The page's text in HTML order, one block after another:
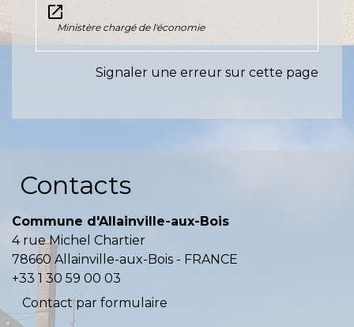
open_in_new
Ministère chargé de l'économie
Signaler une erreur sur cette page
Contacts
Commune d'Allainville-aux-Bois
4 rue Michel Chartier
78660 Allainville-aux-Bois - FRANCE
+33 1 30 59 00 03
Contact par formulaire